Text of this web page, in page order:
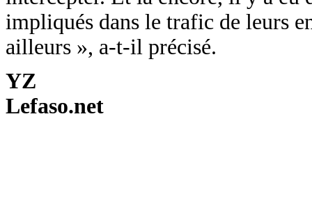
impliqués dans le trafic de leurs
ailleurs », a-t-il précisé.
YZ
Lefaso.net